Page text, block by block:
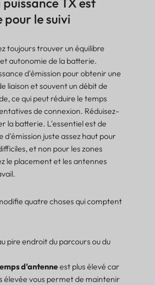
TX est
le suivi
toujours trouver un équilibre
autonomie de la batterie.
d'émission pour obtenir une
liaison et souvent un débit de
ce qui peut réduire le temps
de connexion. Réduisez-
la batterie. L'essentiel est de
d'émission juste assez haut pour
et non pour les zones
le placement et les antennes
quatre choses qui comptent
pire endroit du parcours ou du
d'antenneest plus élevé car
élevée vous permet de maintenir